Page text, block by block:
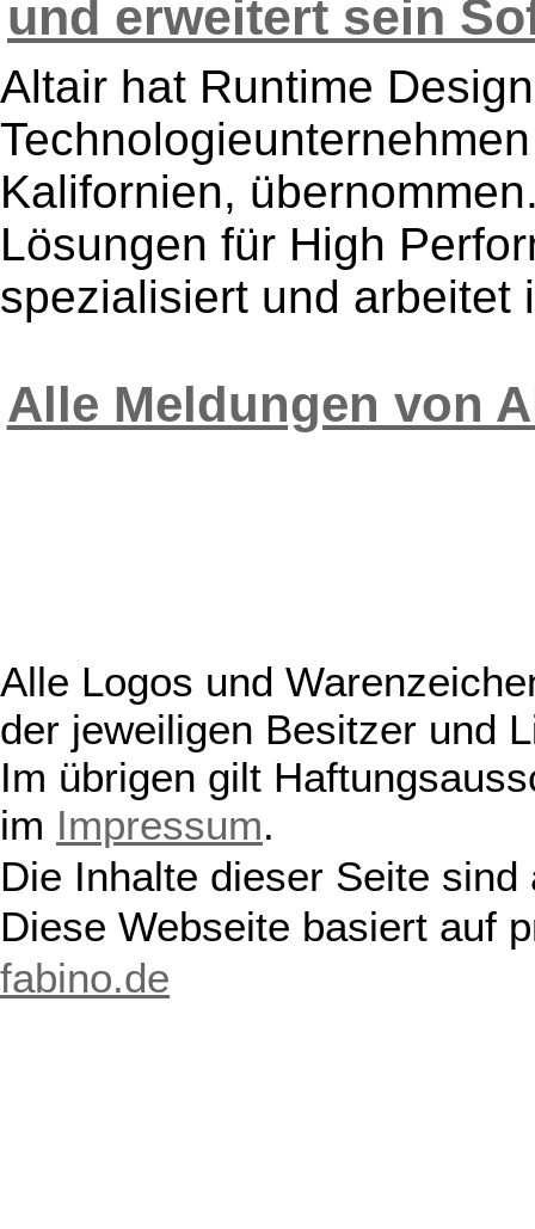
und erweitert sein
Altair hat Runtime
Kalifornien,
Lösungen für High
spezialisiert und arbeitet
Alle Meldungen von
Alle Logos und
der jeweiligen Besitzer und
Im übrigen gilt
im Impressum.
Die Inhalte dieser Seite
Diese Webseite basiert auf
fabino.de